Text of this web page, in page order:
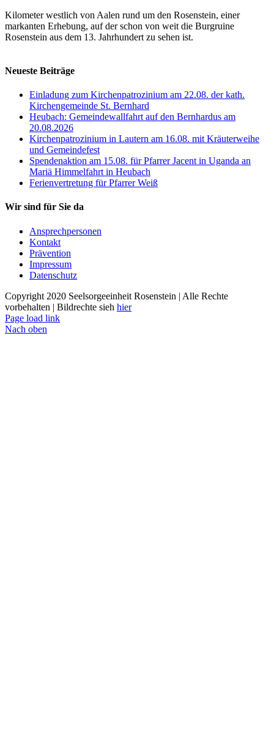
Kilometer westlich von Aalen rund um den Rosenstein, einer
markanten Erhebung, auf der schon von weit die Burgruine
Rosenstein aus dem 13. Jahrhundert zu sehen ist.
Neueste Beiträge
Einladung zum Kirchenpatrozinium am 22.08. der kath.
Kirchengemeinde St. Bernhard
Heubach: Gemeindewallfahrt auf den Bernhardus am
20.08.2026
Kirchenpatrozinium in Lautern am 16.08. mit Kräuterweihe
und Gemeindefest
Spendenaktion am 15.08. für Pfarrer Jacent in Uganda an
Mariä Himmelfahrt in Heubach
Ferienvertretung für Pfarrer Weiß
Wir sind für Sie da
Ansprechpersonen
Kontakt
Prävention
Impressum
Datenschutz
Copyright 2020 Seelsorgeeinheit Rosenstein | Alle Rechte
vorbehalten | Bildrechte sieh hier
Page load link
Nach oben